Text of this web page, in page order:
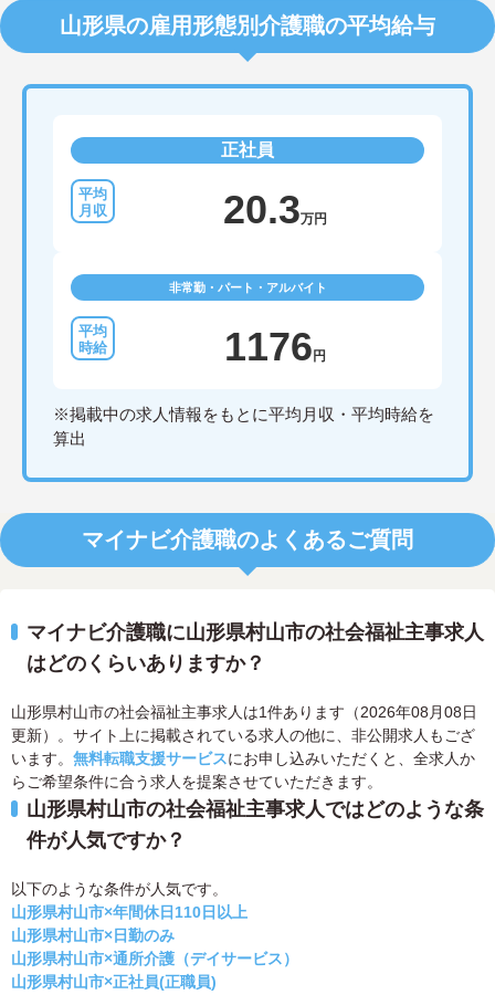
山形県の雇用形態別介護職の平均給与
正社員
20.3万円
非常勤・パート・アルバイト
1176 円
※掲載中の求人情報をもとに平均月収・平均時給を
算出
マイナビ介護職のよくあるご質問
マイナビ介護職に山形県村山市の社会福祉主事求人
はどのくらいありますか？
山形県村山市の社会福祉主事求人は1件あります（2026年08月08日
更新）。サイト上に掲載されている求人の他に、非公開求人もござ
います。 無料転職支援サービスにお申し込みいただくと、全求人か
らご希望条件に合う求人を提案させていただきます。
山形県村山市の社会福祉主事求人ではどのような条
件が人気ですか？
以下のような条件が人気です。
山形県村山市×年間休日110日以上
山形県村山市×日勤のみ
山形県村山市×通所介護（デイサービス）
山形県村山市×正社員(正職員)